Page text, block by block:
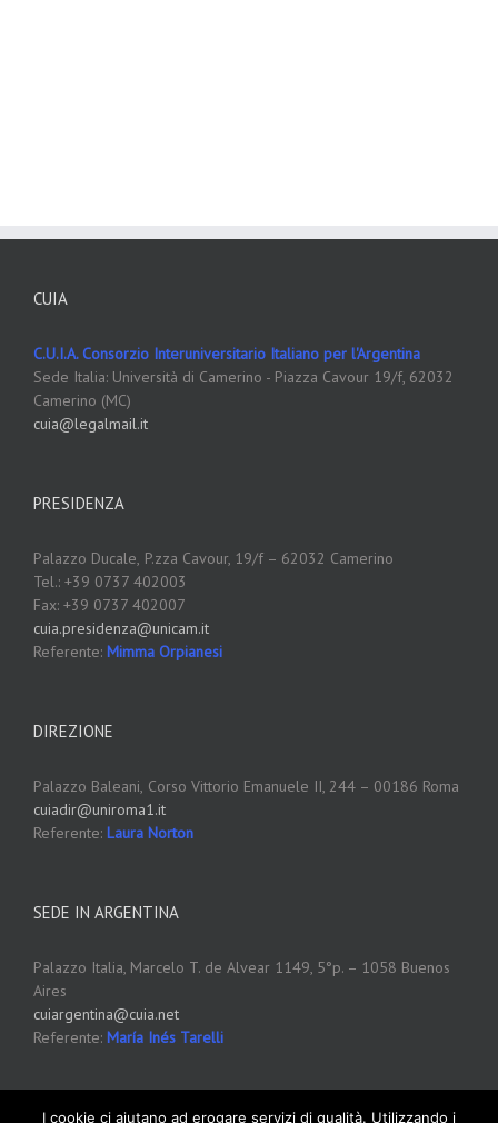
CUIA
C.U.I.A. Consorzio Interuniversitario Italiano per l'Argentina
Sede Italia: Università di Camerino - Piazza Cavour 19/f, 62032
Camerino (MC)
cuia@legalmail.it
PRESIDENZA
Palazzo Ducale, P.zza Cavour, 19/f – 62032 Camerino
Tel.: +39 0737 402003
Fax: +39 0737 402007
cuia.presidenza@unicam.it
Referente: Mimma Orpianesi
DIREZIONE
Palazzo Baleani, Corso Vittorio Emanuele II, 244 – 00186 Roma
cuiadir@uniroma1.it
Referente: Laura Norton
SEDE IN ARGENTINA
Palazzo Italia, Marcelo T. de Alvear 1149, 5°p. – 1058 Buenos
Aires
cuiargentina@cuia.net
Referente: María Inés Tarelli
I cookie ci aiutano ad erogare servizi di qualità. Utilizzando i